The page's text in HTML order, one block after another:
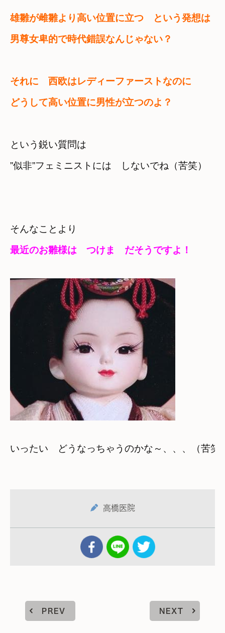
雄雛が雌雛より高い位置に立つ　という発想は
男尊女卑的で時代錯誤なんじゃない？
それに　西欧はレディーファーストなのに
どうして高い位置に男性が立つのよ？
という鋭い質問は
”似非”フェミニストには　しないでね（苦笑）
最近のお雛様は　つけま　だそうですよ！
いったい　どうなっちゃうのかな～、、、（苦笑
高橋医院
PREV NEXT